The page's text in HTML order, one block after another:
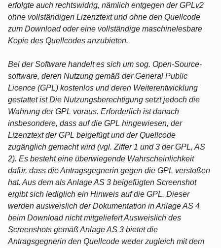
erfolgte auch rechtswidrig, nämlich entgegen der GPLv2
ohne vollständigen Lizenztext und ohne den Quellcode
zum Download oder eine vollständige maschinelesbare
Kopie des Quellcodes anzubieten.
Bei der Software handelt es sich um sog. Open-Source-
software, deren Nutzung gemäß der General Public
Licence (GPL) kostenlos und deren Weiterentwicklung
gestattet ist Die Nutzungsberechtigung setzt jedoch die
Wahrung der GPL voraus. Erforderlich ist danach
insbesondere, dass auf die GPL hingewiesen, der
Lizenztext der GPL beigefügt und der Quellcode
zugänglich gemacht wird (vgl. Ziffer 1 und 3 der GPL, AS
2). Es besteht eine überwiegende Wahrscheinlichkeit
dafür, dass die Antragsgegnerin gegen die GPL verstoßen
hat. Aus dem als Anlage AS 3 beigefügten Screenshot
ergibt sich lediglich ein Hinweis auf die GPL. Dieser
werden ausweislich der Dokumentation in Anlage AS 4
beim Download nicht mitgeliefert Ausweislich des
Screenshots gemäß Anlage AS 3 bietet die
Antragsgegnerin den Quellcode weder zugleich mit dem